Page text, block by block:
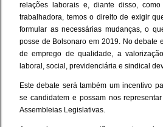
relações laborais e, diante disso,
trabalhadora, temos o direito de exigir
formular as necessárias mudanças, o
posse de Bolsonaro em 2019. No debate
de emprego de qualidade, a
laboral, social, previdenciária e sindical
Este debate será também um incentivo
se candidatem e possam nos
Assembleias Legislativas.